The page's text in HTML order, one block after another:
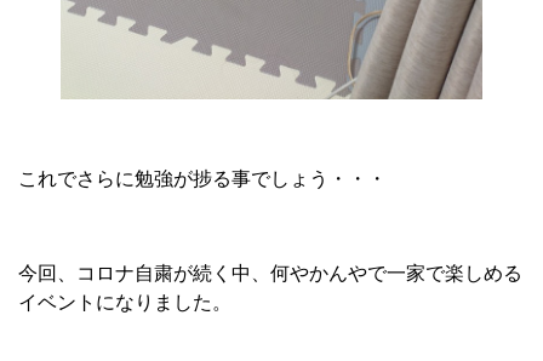
これでさらに勉強が捗る事でしょう・・・
今回、コロナ自粛が続く中、何やかんやで一家で楽しめる
イベントになりました。